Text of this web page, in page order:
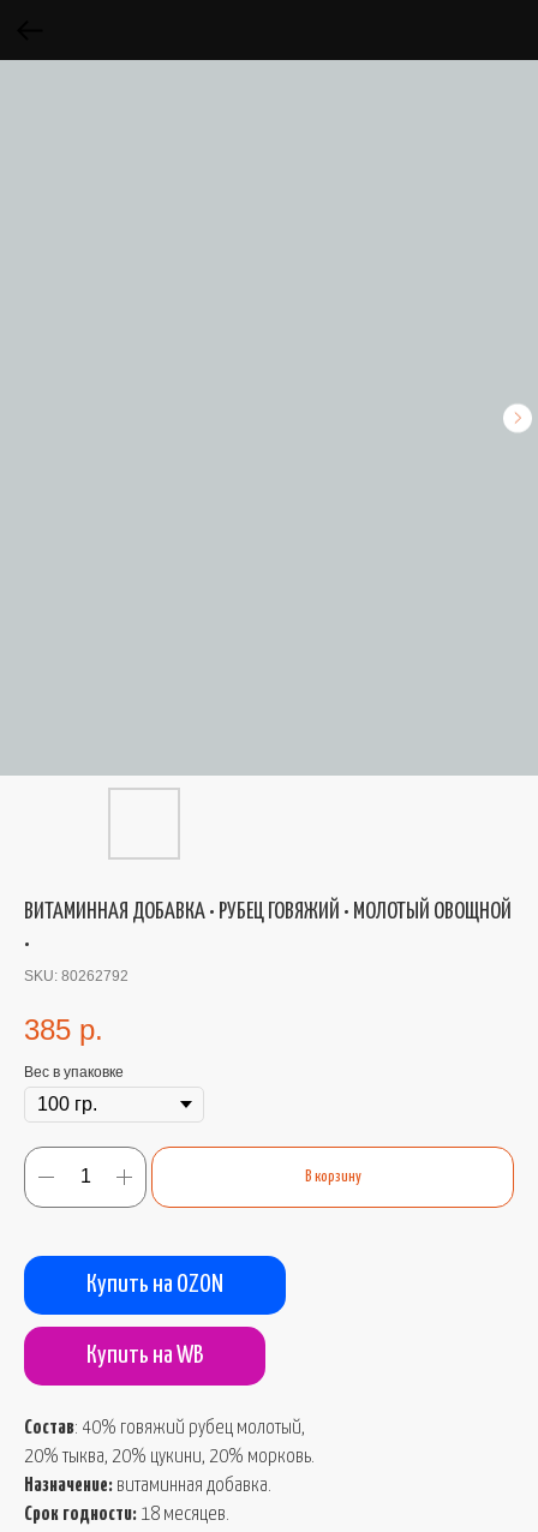
ВИТАМИННАЯ ДОБАВКА • РУБЕЦ ГОВЯЖИЙ • МОЛОТЫЙ ОВОЩНОЙ
•
SKU: 80262792
385 р.
Вес в упаковке
В корзину
Купить на OZON
Купить на WB
Состав: 40% говяжий рубец молотый,
20% тыква, 20% цукини, 20% морковь.
Назначение: витаминная добавка.
Срок годности: 18 месяцев.